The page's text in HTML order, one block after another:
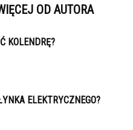
OD AUTORA
KOLENDRĘ?
ELEKTRYCZNEGO?